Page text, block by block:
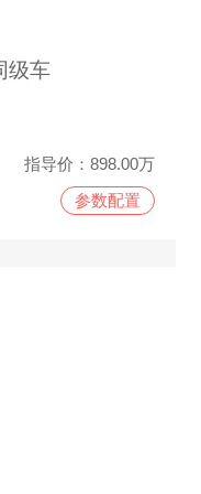
级车
指导价： 898.00万
参数配置